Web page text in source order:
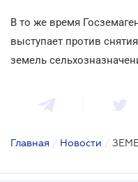
В то же время
выступает против
земель
Главная / Новости /